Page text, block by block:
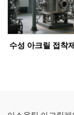
수성 아크릴 접착